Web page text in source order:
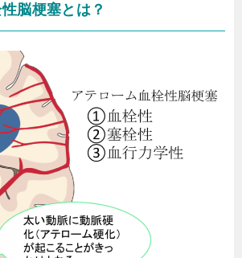
脳梗塞とは？